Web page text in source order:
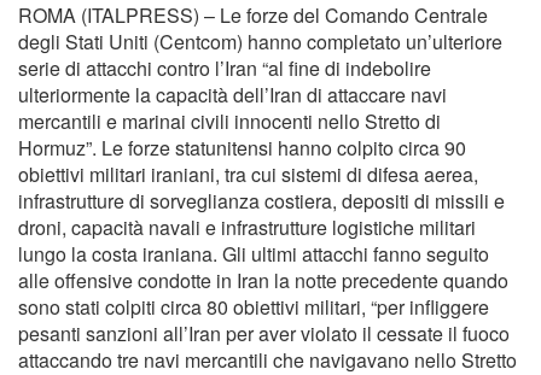
ROMA (ITALPRESS) – Le forze del Comando Centrale
degli Stati Uniti (Centcom) hanno completato un’ulteriore
serie di attacchi contro l’Iran “al fine di indebolire
ulteriormente la capacità dell’Iran di attaccare navi
mercantili e marinai civili innocenti nello Stretto di
Hormuz”. Le forze statunitensi hanno colpito circa 90
obiettivi militari iraniani, tra cui sistemi di difesa aerea,
infrastrutture di sorveglianza costiera, depositi di missili e
droni, capacità navali e infrastrutture logistiche militari
lungo la costa iraniana. Gli ultimi attacchi fanno seguito
alle offensive condotte in Iran la notte precedente quando
sono stati colpiti circa 80 obiettivi militari, “per infliggere
pesanti sanzioni all’Iran per aver violato il cessate il fuoco
attaccando tre navi mercantili che navigavano nello Stretto